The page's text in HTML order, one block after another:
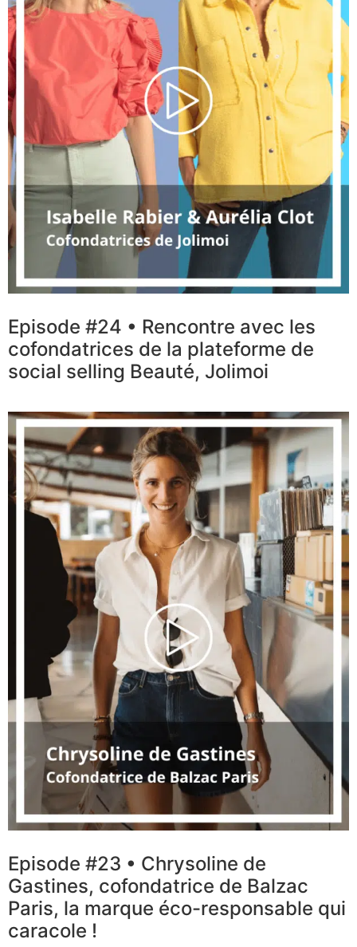
Episode #24 • Rencontre avec les
cofondatrices de la plateforme de
social selling Beauté, Jolimoi
Episode #23 • Chrysoline de
Gastines, cofondatrice de Balzac
Paris, la marque éco-responsable qui
caracole !